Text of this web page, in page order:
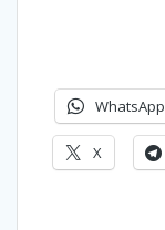
WhatsApp
X